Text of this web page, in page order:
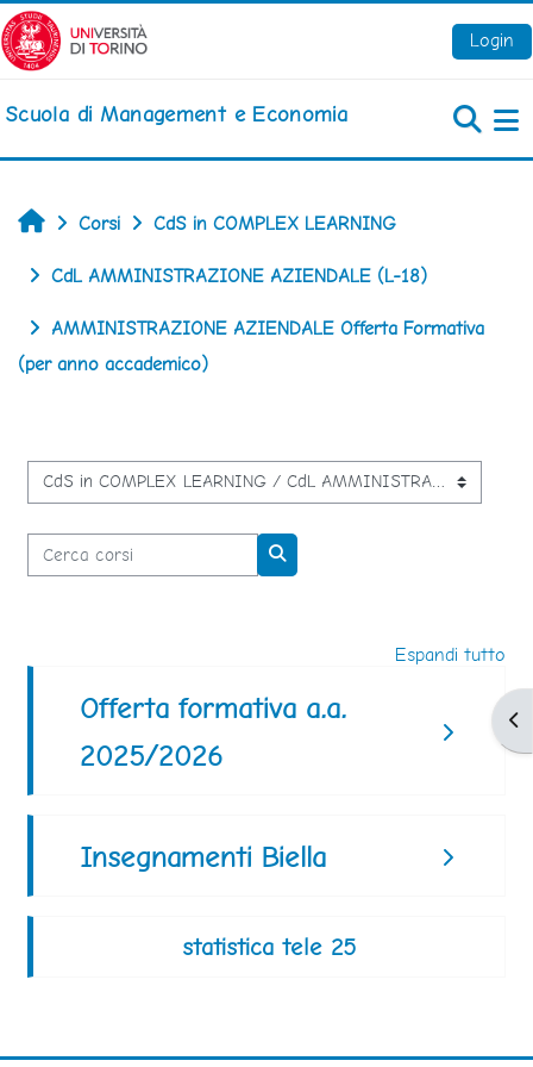
Vai al contenuto principale
Login
Scuola di Management e Economia
Home
Corsi CdS in COMPLEX LEARNING
CdL AMMINISTRAZIONE AZIENDALE (L-18)
AMMINISTRAZIONE AZIENDALE Offerta Formativa
(per anno accademico)
Categorie di corso
Cerca corsi
Espandi tutto
Offerta formativa a.a.
2025/2026
Insegnamenti Biella
statistica tele 25